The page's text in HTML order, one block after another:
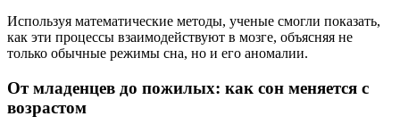
Используя математические методы, ученые смогли показать,
как эти процессы взаимодействуют в мозге, объясняя не
только обычные режимы сна, но и его аномалии.
От младенцев до пожилых: как сон меняется с
возрастом